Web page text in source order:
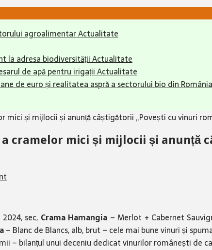
agroalimentarActualitate
la adresa biodiversitățiiActualitate
de apă pentru irigațiiActualitate
de euro și realitatea aspră a sectorului bio din
mici și mijlocii și anunță câștigătorii „Povești cu vinuri
a cramelor mici și mijlocii și
sec, Crama Hamangia – Merlot + Cabernet
– Blanc de Blancs, alb, brut – cele mai bune vinuri și
– bilanțul unui deceniu dedicat vinurilor românești de